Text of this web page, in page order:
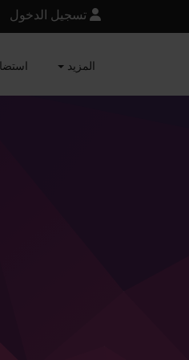
تسجيل الدخول
المزيد